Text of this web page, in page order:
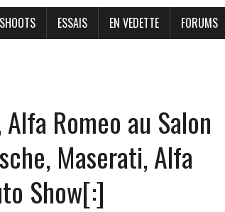
ESSAIS EN VEDETTE FORUMS
Romeo au Salon
Maserati, Alfa
Show[:]